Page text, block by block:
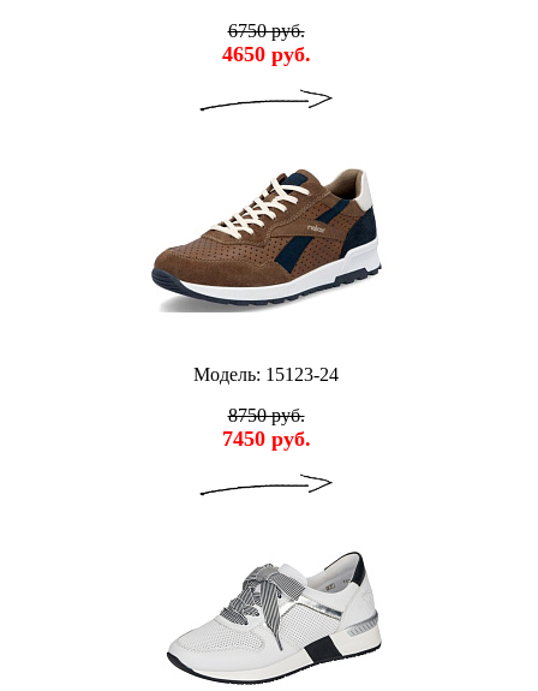
6750 руб.
4650 руб.
Модель: 15123-24
8750 руб.
7450 руб.